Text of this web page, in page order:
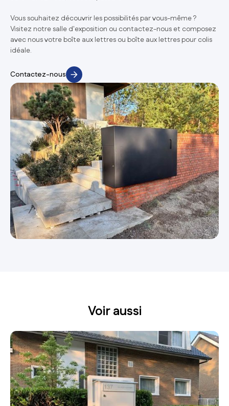
Vous souhaitez découvrir les possibilités par vous-même ?
Visitez notre salle d'exposition ou contactez-nous et composez
avec nous votre boîte aux lettres ou boîte aux lettres pour colis
idéale.
Contactez-nous
Voir aussi